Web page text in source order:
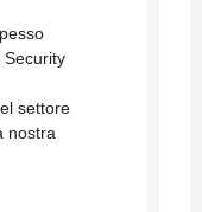
settore
nostra